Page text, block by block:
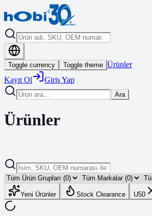
Toggle currency Toggle theme Ürünler
Kayıt Ol
Giriş Yap
Ara
Ürünler
Yeni Ürünler Stock Clearance U50